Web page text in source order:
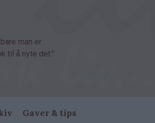
man er
til å nyte det."
Gaver & tips